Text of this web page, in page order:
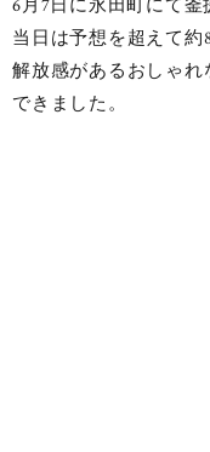
6月7日に永田町にて
当日は予想を超えて
解放感があるおしゃ
できました。